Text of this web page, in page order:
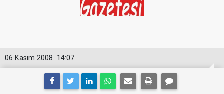
14:07
06 Kasım 2008